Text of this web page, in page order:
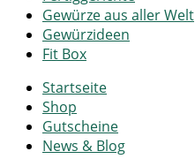
Gewürze aus aller Welt
Gewürzideen
Fit Box
Startseite
Shop
Gutscheine
News & Blog